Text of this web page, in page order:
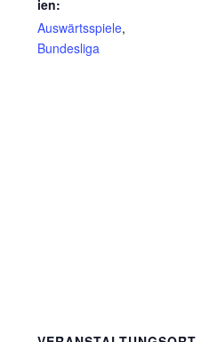
ien:
Auswärtsspiele,
Bundesliga